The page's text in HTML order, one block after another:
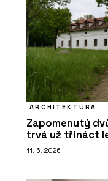
ARCHITEKTURA
Zapomenutý
trvá už třináct
11. 6. 2026